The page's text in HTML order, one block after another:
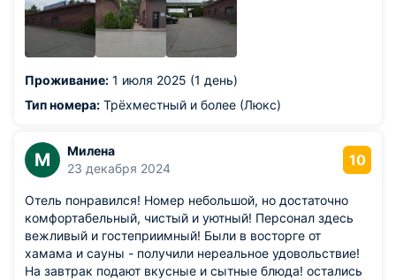
Проживание: 1 июля 2025 (1 день)
Тип номера: Трёхместный и более (Люкс)
М
Милена
23 декабря 2024
10
Отель понравился! Номер небольшой, но достаточно
комфортабельный, чистый и уютный! Персонал здесь
вежливый и гостеприимный! Были в восторге от
хамама и сауны - получили нереальное удовольствие!
На завтрак подают вкусные и сытные блюда! остались